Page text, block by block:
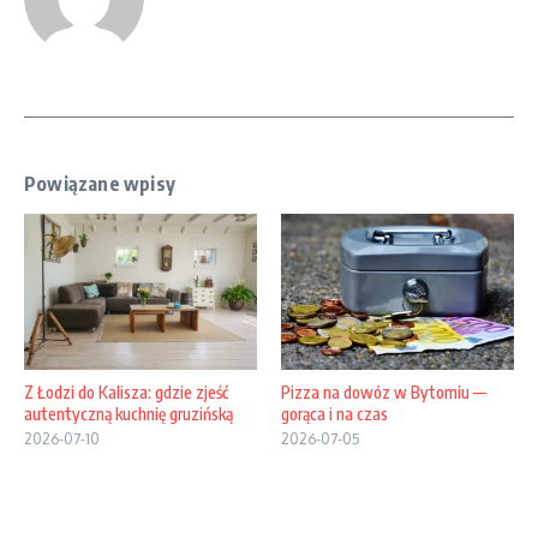
Powiązane wpisy
Z Łodzi do Kalisza: gdzie zjeść
autentyczną kuchnię gruzińską
2026-07-10
Pizza na dowóz w Bytomiu —
gorąca i na czas
2026-07-05